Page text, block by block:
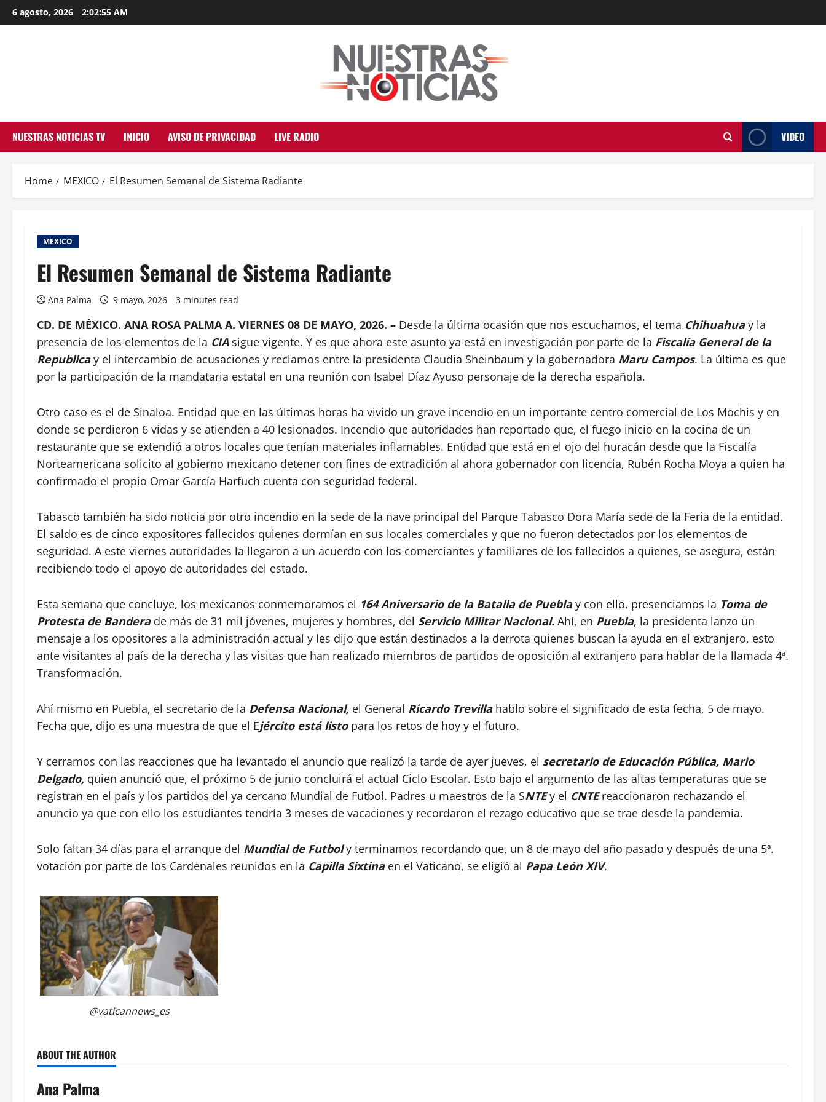
Skip
to
6 agosto, 2026 2:02:56 AM
NUESTRAS NOTICIAS TV INICIO AVISO DE PRIVACIDAD LIVE RADIO VIDEO
Home MEXICO El Resumen Semanal de Sistema Radiante
MEXICO
El Resumen Semanal de Sistema Radiante
Ana Palma 9 mayo, 2026 3 minutes read
CD. DE MÉXICO. ANA ROSA PALMA A. VIERNES 08 DE MAYO, 2026. – Desde la última ocasión que nos escuchamos, el tema Chihuahuay la
presencia de los elementos de la CIAsigue vigente. Y es que ahora este asunto ya está en investigación por parte de la Fiscalía General de la
Republicay el intercambio de acusaciones y reclamos entre la presidenta Claudia Sheinbaum y la gobernadora Maru Campos. La última es que
por la participación de la mandataria estatal en una reunión con Isabel Díaz Ayuso personaje de la derecha española.
Otro caso es el de Sinaloa. Entidad que en las últimas horas ha vivido un grave incendio en un importante centro comercial de Los Mochis y en
donde se perdieron 6 vidas y se atienden a 40 lesionados. Incendio que autoridades han reportado que, el fuego inicio en la cocina de un
restaurante que se extendió a otros locales que tenían materiales inflamables. Entidad que está en el ojo del huracán desde que la Fiscalía
Norteamericana solicito al gobierno mexicano detener con fines de extradición al ahora gobernador con licencia, Rubén Rocha Moya a quien ha
confirmado el propio Omar García Harfuch cuenta con seguridad federal.
Tabasco también ha sido noticia por otro incendio en la sede de la nave principal del Parque Tabasco Dora María sede de la Feria de la entidad.
El saldo es de cinco expositores fallecidos quienes dormían en sus locales comerciales y que no fueron detectados por los elementos de
seguridad. A este viernes autoridades la llegaron a un acuerdo con los comerciantes y familiares de los fallecidos a quienes, se asegura, están
recibiendo todo el apoyo de autoridades del estado.
Esta semana que concluye, los mexicanos conmemoramos el 164 Aniversario de la Batalla de Puebla y con ello, presenciamos la Toma de
Protesta de Bandera de más de 31 mil jóvenes, mujeres y hombres, del Servicio Militar Nacional. Ahí, en Puebla, la presidenta lanzo un
mensaje a los opositores a la administración actual y les dijo que están destinados a la derrota quienes buscan la ayuda en el extranjero, esto
ante visitantes al país de la derecha y las visitas que han realizado miembros de partidos de oposición al extranjero para hablar de la llamada 4ª.
Transformación.
Ahí mismo en Puebla, el secretario de la Defensa Nacional, el General Ricardo Trevilla hablo sobre el significado de esta fecha, 5 de mayo.
Fecha que, dijo es una muestra de que el Ejército está listopara los retos de hoy y el futuro.
Y cerramos con las reacciones que ha levantado el anuncio que realizó la tarde de ayer jueves, el secretario de Educación Pública, Mario
Delgado, quien anunció que, el próximo 5 de junio concluirá el actual Ciclo Escolar. Esto bajo el argumento de las altas temperaturas que se
registran en el país y los partidos del ya cercano Mundial de Futbol. Padres u maestros de la SNTE y el CNTEreaccionaron rechazando el
anuncio ya que con ello los estudiantes tendría 3 meses de vacaciones y recordaron el rezago educativo que se trae desde la pandemia.
Solo faltan 34 días para el arranque del Mundial de Futboly terminamos recordando que, un 8 de mayo del año pasado y después de una 5ª.
votación por parte de los Cardenales reunidos en la Capilla Sixtina en el Vaticano, se eligió al Papa León XIV.
@vaticannews_es
ABOUT THE AUTHOR
Ana Palma